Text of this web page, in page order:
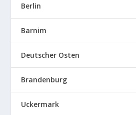
Berlin
Barnim
Deutscher Osten
Brandenburg
Uckermark